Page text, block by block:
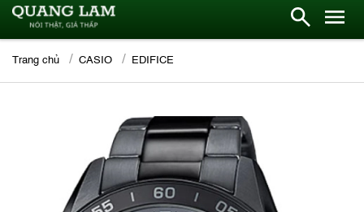
Trang chủ CASIO EDIFICE